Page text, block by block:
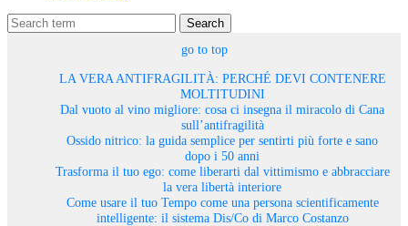
Search
go to top
LA VERA ANTIFRAGILITÀ: PERCHÉ DEVI CONTENERE
MOLTITUDINI
Dal vuoto al vino migliore: cosa ci insegna il miracolo di Cana
sull’antifragilità
Ossido nitrico: la guida semplice per sentirti più forte e sano
dopo i 50 anni
Trasforma il tuo ego: come liberarti dal vittimismo e abbracciare
la vera libertà interiore
Come usare il tuo Tempo come una persona scientificamente
intelligente: il sistema Dis/Co di Marco Costanzo